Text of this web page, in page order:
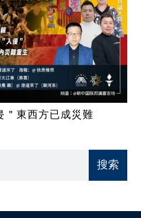
＂東西方已成災難
搜索